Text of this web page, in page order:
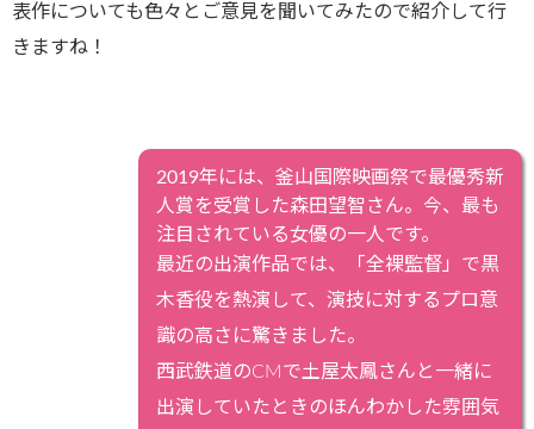
表作についても色々とご意見を聞いてみたので紹介して行
きますね！
2019年には、釜山国際映画祭で最優秀新
人賞を受賞した森田望智さん。今、最も
注目されている女優の一人です。
最近の出演作品では、「全裸監督」で黒
木香役を熱演して、演技に対するプロ意
識の高さに驚きました。
西武鉄道のCMで土屋太鳳さんと一緒に
出演していたときのほんわかした雰囲気